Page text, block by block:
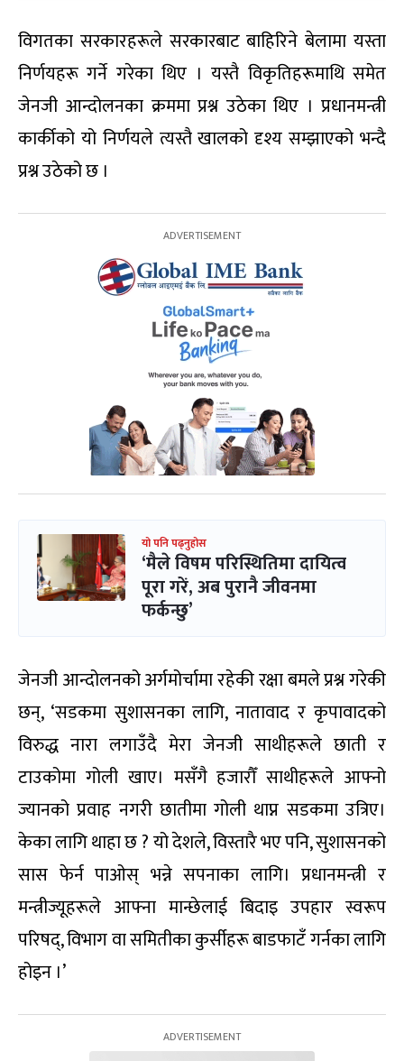
विगतका सरकारहरूले सरकारबाट बाहिरिने बेलामा यस्ता
निर्णयहरू गर्ने गरेका थिए । यस्तै विकृतिहरूमाथि समेत
जेनजी आन्दोलनका क्रममा प्रश्न उठेका थिए । प्रधानमन्त्री
कार्कीको यो निर्णयले त्यस्तै खालको दृश्य सम्झाएको भन्दै
प्रश्न उठेको छ ।
यो पनि पढ्नुहोस
‘मैले विषम परिस्थितिमा दायित्व
पूरा गरें, अब पुरानै जीवनमा
फर्कन्छु’
जेनजी आन्दोलनको अर्गमोर्चामा रहेकी रक्षा बमले प्रश्न गरेकी
छन्, ‘सडकमा सुशासनका लागि, नातावाद र कृपावादको
विरुद्ध नारा लगाउँदै मेरा जेनजी साथीहरूले छाती र
टाउकोमा गोली खाए। मसँगै हजारौँ साथीहरूले आफ्नो
ज्यानको प्रवाह नगरी छातीमा गोली थाप्न सडकमा उत्रिए।
केका लागि थाहा छ ? यो देशले, विस्तारै भए पनि, सुशासनको
सास फेर्न पाओस् भन्ने सपनाका लागि। प्रधानमन्त्री र
मन्त्रीज्यूहरूले आफ्ना मान्छेलाई बिदाइ उपहार स्वरूप
परिषद्, विभाग वा समितीका कुर्सीहरू बाडफाटँ गर्नका लागि
होइन ।’